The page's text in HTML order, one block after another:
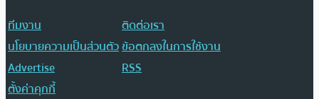
ทีมงาน
ติดต่อเรา
นโยบายความเป็นส่วนตัวข้อตกลงในการใช้งาน
Advertise
RSS
ตั้งค่าคุกกี้